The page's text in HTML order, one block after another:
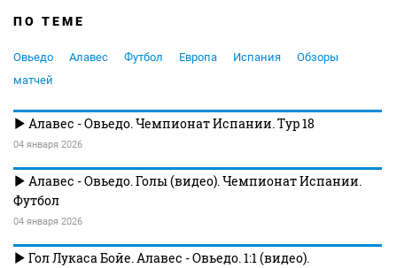
ПО ТЕМЕ
Овьедо Алавес Футбол Европа Испания
Обзоры
матчей
Алавес - Овьедо. Чемпионат Испании. Тур 18
04 января 2026
Алавес - Овьедо. Голы (видео). Чемпионат Испании.
Футбол
04 января 2026
Гол Лукаса Бойе. Алавес - Овьедо. 1:1 (видео).